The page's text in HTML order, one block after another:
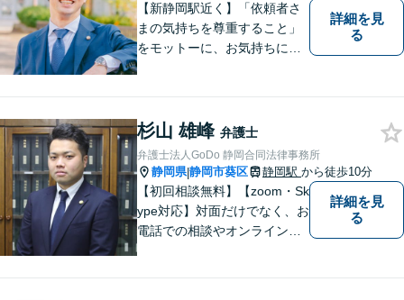
【新静岡駅近く】「依頼者さ
まの気持ちを尊重すること」
をモットーに、お気持ちに寄
ご相談ください【交通事故】
豊富な経験と実績で早期に解
決
詳細を見
る
杉山 雄峰 弁護士
弁護士法人GoDo 静岡合同法律事務所
静岡県|静岡市葵区 静岡駅 から徒歩10分
【初回相談無料】【zoom・Sk
ype対応】対面だけでなく、お
電話での相談やオンライン相
詳細を見
る